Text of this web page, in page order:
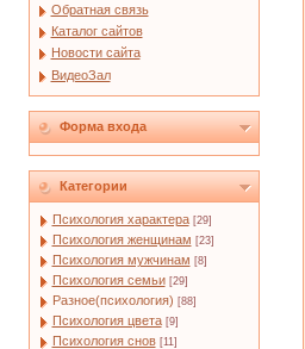
Обратная связь
Каталог сайтов
Новости сайта
ВидеоЗал
Форма входа
Категории
Психология характера [29]
Психология женщинам [23]
Психология мужчинам [8]
Психология семьи [29]
Разное(психология) [88]
Психология цвета [9]
Психология снов [11]